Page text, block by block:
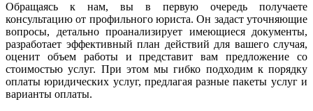
Обращаясь к нам, вы в первую очередь получаете
консультацию от профильного юриста. Он задаст уточняющие
вопросы, детально проанализирует имеющиеся документы,
разработает эффективный план действий для вашего случая,
оценит объем работы и представит вам предложение со
стоимостью услуг. При этом мы гибко подходим к порядку
оплаты юридических услуг, предлагая разные пакеты услуг и
варианты оплаты.